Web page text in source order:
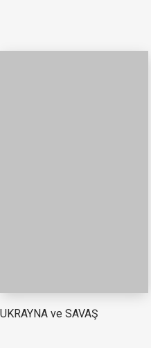
UKRAYNA ve SAVAŞ